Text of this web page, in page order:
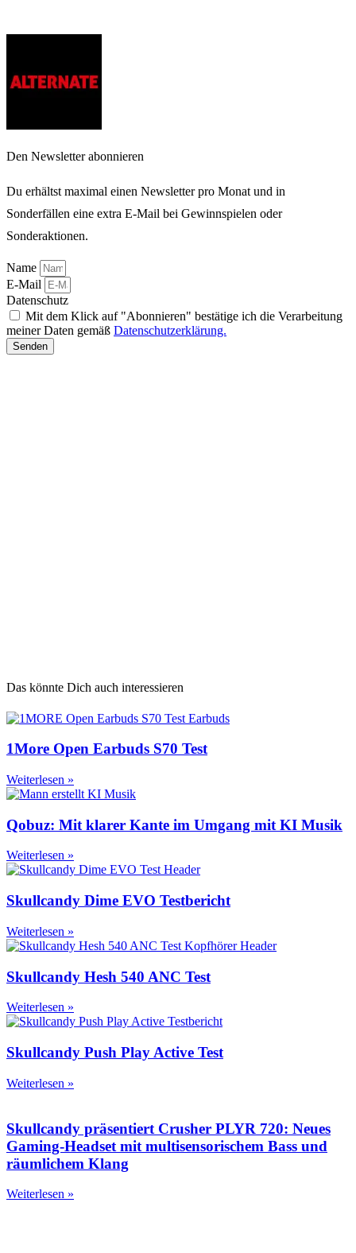
Den Newsletter abonnieren
Du erhältst maximal einen Newsletter pro Monat und in
Sonderfällen eine extra E-Mail bei Gewinnspielen oder
Sonderaktionen.
Name
E-Mail
Datenschutz
Mit dem Klick auf "Abonnieren" bestätige ich die Verarbeitung
meiner Daten gemäß Datenschutzerklärung.
Senden
Das könnte Dich auch interessieren
1More Open Earbuds S70 Test
Weiterlesen »
Qobuz: Mit klarer Kante im Umgang mit KI Musik
Weiterlesen »
Skullcandy Dime EVO Testbericht
Weiterlesen »
Skullcandy Hesh 540 ANC Test
Weiterlesen »
Skullcandy Push Play Active Test
Weiterlesen »
Skullcandy präsentiert Crusher PLYR 720: Neues
Gaming-Headset mit multisensorischem Bass und
räumlichem Klang
Weiterlesen »